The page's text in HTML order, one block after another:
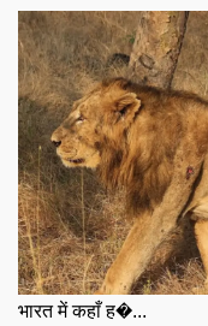
भारत में कहाँ ह�...